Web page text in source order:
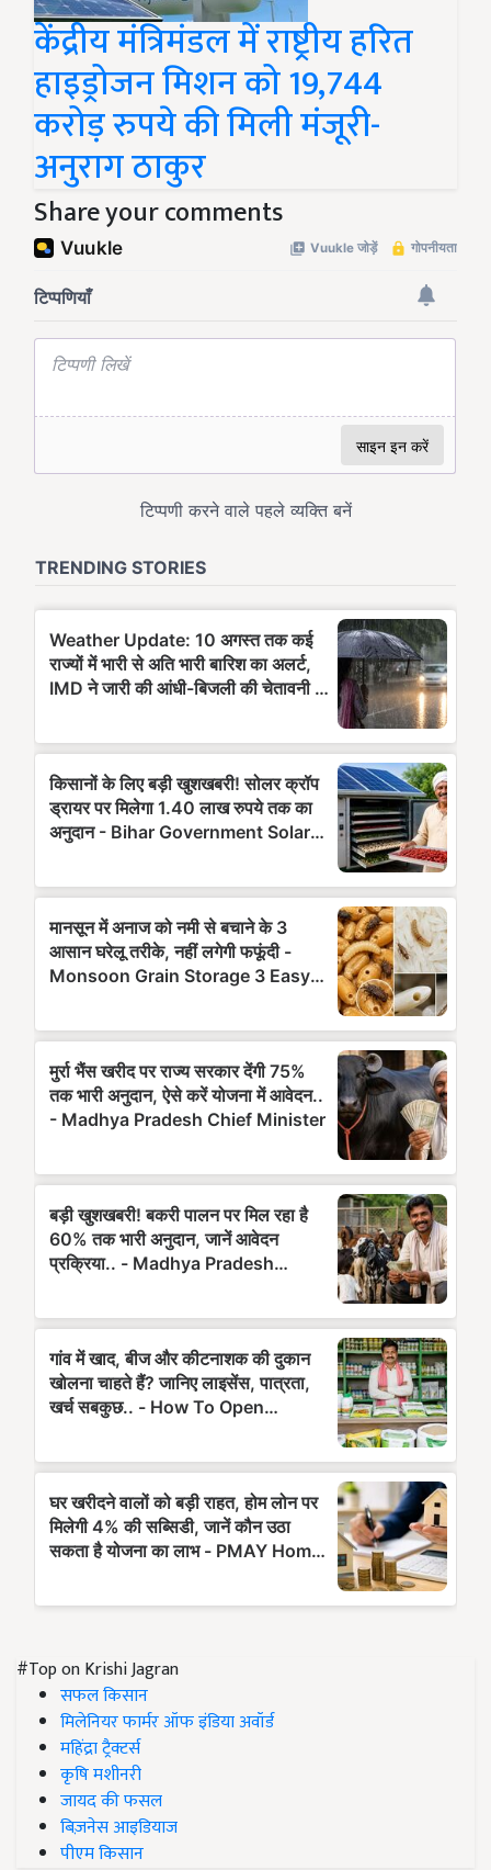
केंद्रीय मंत्रिमंडल में राष्ट्रीय हरित
हाइड्रोजन मिशन को 19,744
करोड़ रुपये की मिली मंजूरी-
अनुराग ठाकुर
Share your comments
#Top on Krishi Jagran
सफल किसान
मिलेनियर फार्मर ऑफ इंडिया अवॉर्ड
महिंद्रा ट्रैक्टर्स
कृषि मशीनरी
जायद की फसल
बिज़नेस आइडियाज
पीएम किसान